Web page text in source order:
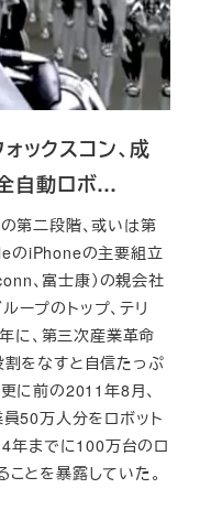
ックスコン、成
自動ロボ…
第二段階、或いは第
のiPhoneの主要組立
、富士康）の親会社
ープのトップ、テリ
に、第三次産業革命
割をなすと自信たっぷ
に前の2011年8月、
50万人分をロボット
年までに100万台のロ
とを暴露していた。